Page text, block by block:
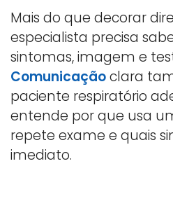
Mais do que decorar
especialista precisa
sintomas, imagem e
Comunicaçãoclara
paciente respiratório
entende por que usa
repete exame e quais
imediato.